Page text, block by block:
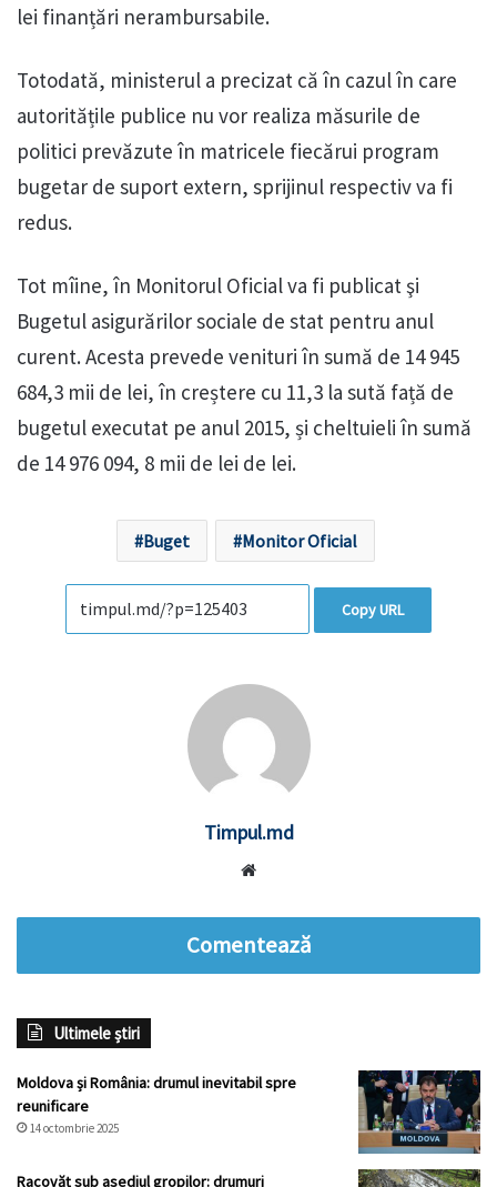
lei finanțări nerambursabile.
Totodată, ministerul a precizat că în cazul în care
autoritățile publice nu vor realiza măsurile de
politici prevăzute în matricele fiecărui program
bugetar de suport extern, sprijinul respectiv va fi
redus.
Tot mîine, în Monitorul Oficial va fi publicat şi
Bugetul asigurărilor sociale de stat pentru anul
curent. Acesta prevede venituri în sumă de 14 945
684,3 mii de lei, în creștere cu 11,3 la sută față de
bugetul executat pe anul 2015, și cheltuieli în sumă
de 14 976 094, 8 mii de lei de lei.
Buget Monitor Oficial
Copy URL
Timpul.md
Comentează
Ultimele știri
Moldova și România: drumul inevitabil spre
reunificare
14 octombrie 2025
Racovăț sub asediul gropilor: drumuri